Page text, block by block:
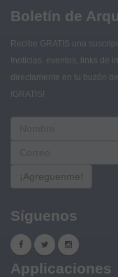
Boletín de
Recibe GRATIS una
!noticias, eventos, links de
directamente en tu buzón
!GRATIS!
¡Agreguenme!
Síguenos
Applicaciones